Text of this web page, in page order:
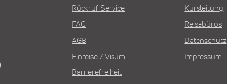
Rückruf Service
FAQ
AGB
Einreise / Visum
Barrierefreiheit
Kursleitung
Reisebüros
Datenschutz
Impressum